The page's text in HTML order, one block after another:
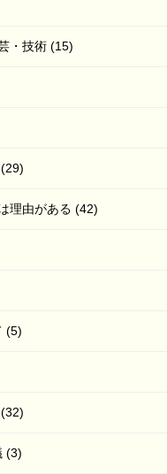
・技術 (15)
理由がある (42)
(5)
(3)